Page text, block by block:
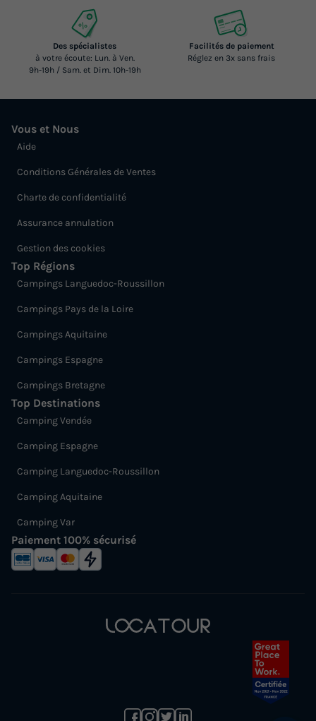
Des spécialistes
à votre écoute: Lun. à Ven.
9h-19h / Sam. et Dim. 10h-19h
Facilités de paiement
Réglez en 3x sans frais
Vous et Nous
Aide
Conditions Générales de Ventes
Charte de confidentialité
Assurance annulation
Gestion des cookies
Top Régions
Campings Languedoc-Roussillon
Campings Pays de la Loire
Campings Aquitaine
Campings Espagne
Campings Bretagne
Top Destinations
Camping Vendée
Camping Espagne
Camping Languedoc-Roussillon
Camping Aquitaine
Camping Var
Paiement 100% sécurisé